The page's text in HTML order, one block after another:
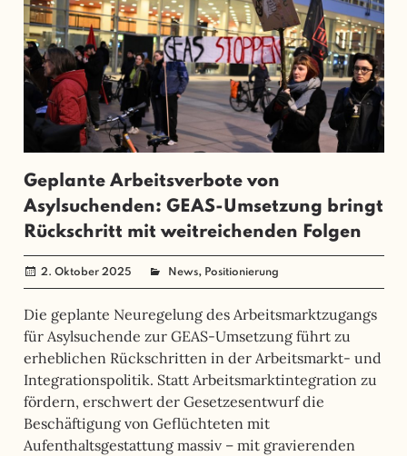
Geplante Arbeitsverbote von
Asylsuchenden: GEAS-Umsetzung bringt
Rückschritt mit weitreichenden Folgen
2. Oktober 2025 administrator
News, Positionierung
Die geplante Neuregelung des Arbeitsmarktzugangs
für Asylsuchende zur GEAS-Umsetzung führt zu
erheblichen Rückschritten in der Arbeitsmarkt- und
Integrationspolitik. Statt Arbeitsmarktintegration zu
fördern, erschwert der Gesetzesentwurf die
Beschäftigung von Geflüchteten mit
Aufenthaltsgestattung massiv – mit gravierenden